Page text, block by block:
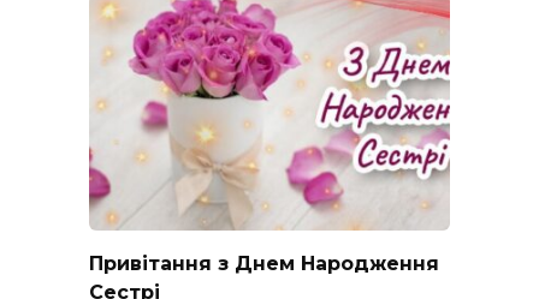
Привітання з Днем Народження
Сестрі